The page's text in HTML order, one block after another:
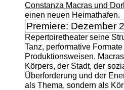
Constanza Macras und
einen neuen Heimathafen.
Premiere: Dezember
Repertoiretheater seine
Tanz, performative
Produktionsweisen.
Körpers, der Stadt, der
Überforderung und der
als Thema, sondern als